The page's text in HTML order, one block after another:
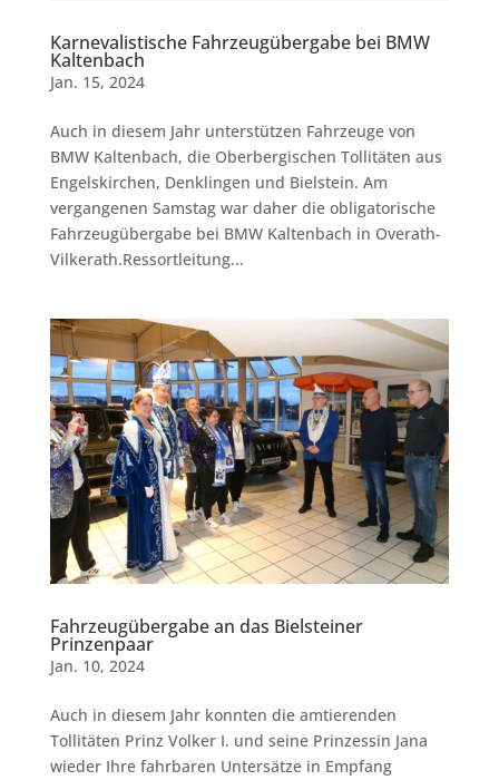
Karnevalistische Fahrzeugübergabe bei BMW
Kaltenbach
Jan. 15, 2024
Auch in diesem Jahr unterstützen Fahrzeuge von
BMW Kaltenbach, die Oberbergischen Tollitäten aus
Engelskirchen, Denklingen und Bielstein. Am
vergangenen Samstag war daher die obligatorische
Fahrzeugübergabe bei BMW Kaltenbach in Overath-
Vilkerath.Ressortleitung...
Fahrzeugübergabe an das Bielsteiner
Prinzenpaar
Jan. 10, 2024
Auch in diesem Jahr konnten die amtierenden
Tollitäten Prinz Volker I. und seine Prinzessin Jana
wieder Ihre fahrbaren Untersätze in Empfang